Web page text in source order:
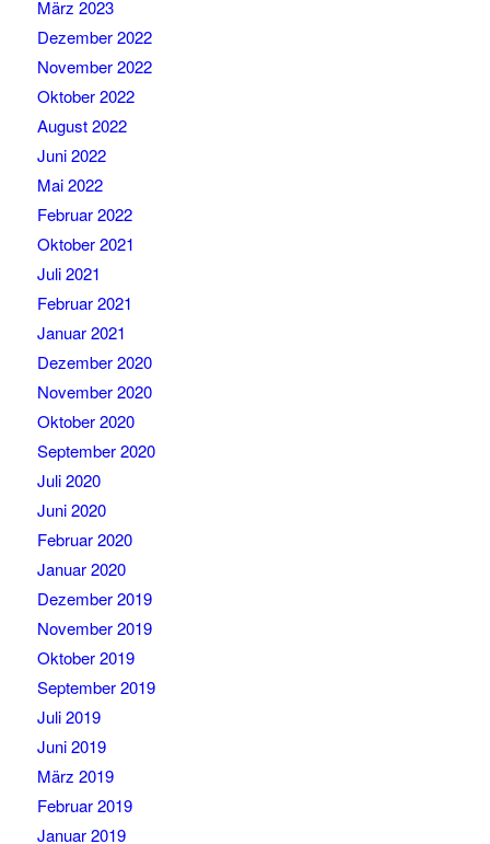
März 2023
Dezember 2022
November 2022
Oktober 2022
August 2022
Juni 2022
Mai 2022
Februar 2022
Oktober 2021
Juli 2021
Februar 2021
Januar 2021
Dezember 2020
November 2020
Oktober 2020
September 2020
Juli 2020
Juni 2020
Februar 2020
Januar 2020
Dezember 2019
November 2019
Oktober 2019
September 2019
Juli 2019
Juni 2019
März 2019
Februar 2019
Januar 2019